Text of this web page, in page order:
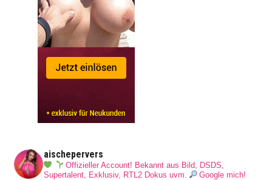
aischepervers
Offizieller Account! Bekannt aus Bild, DSDS,
Supertalent, Exklusiv, RTL2 Dokus uvm.
Google mich!